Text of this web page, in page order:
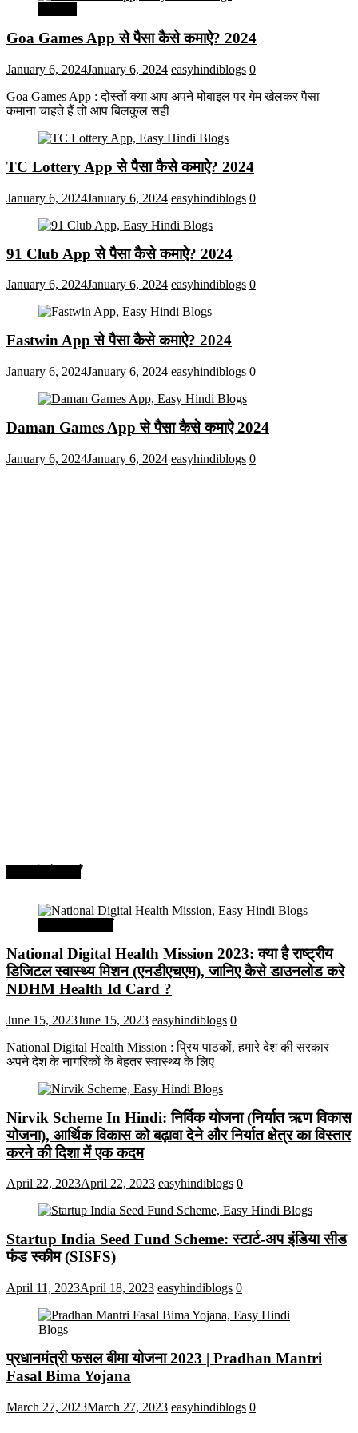
Goa Games App से पैसा कैसे कमाऐ? 2024
January 6, 2024January 6, 2024 easyhindiblogs 0
Goa Games App : दोस्तों क्या आप अपने मोबाइल पर गेम खेलकर पैसा
कमाना चाहते हैं तो आप बिलकुल सही
TC Lottery App से पैसा कैसे कमाऐ? 2024
January 6, 2024January 6, 2024 easyhindiblogs 0
91 Club App से पैसा कैसे कमाऐ? 2024
January 6, 2024January 6, 2024 easyhindiblogs 0
Fastwin App से पैसा कैसे कमाऐ? 2024
January 6, 2024January 6, 2024 easyhindiblogs 0
Daman Games App से पैसा कैसे कमाऐ 2024
January 6, 2024January 6, 2024 easyhindiblogs 0
National Digital Health Mission 2023: क्या है राष्ट्रीय
डिजिटल स्वास्थ्य मिशन (एनडीएचएम), जानिए कैसे डाउनलोड करे
NDHM Health Id Card ?
June 15, 2023June 15, 2023 easyhindiblogs 0
National Digital Health Mission : प्रिय पाठकों, हमारे देश की सरकार
अपने देश के नागरिकों के बेहतर स्वास्थ्य के लिए
Nirvik Scheme In Hindi: निर्विक योजना (निर्यात ऋण विकास
योजना), आर्थिक विकास को बढ़ावा देने और निर्यात क्षेत्र का विस्तार
करने की दिशा में एक कदम
April 22, 2023April 22, 2023 easyhindiblogs 0
Startup India Seed Fund Scheme: स्टार्ट-अप इंडिया सीड
फंड स्कीम (SISFS)
April 11, 2023April 18, 2023 easyhindiblogs 0
प्रधानमंत्री फसल बीमा योजना 2023 | Pradhan Mantri
Fasal Bima Yojana
March 27, 2023March 27, 2023 easyhindiblogs 0